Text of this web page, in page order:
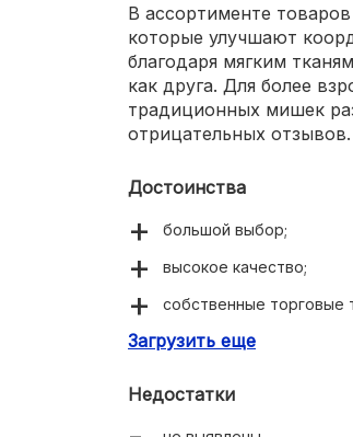
В ассортименте
которые улучшают
благодаря мягким
как друга. Для более
традиционных мишек
отрицательных отзывов.
Достоинства
большой выбор;
высокое качество;
собственные торговые
разнообразие моделей
Загрузить еще
Недостатки